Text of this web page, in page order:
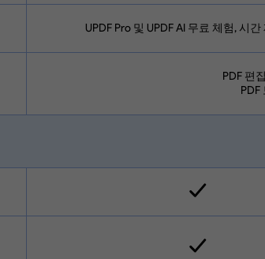
UPDF Pro 및 UPDF AI 무료 체험, 시
PDF 편
PDF